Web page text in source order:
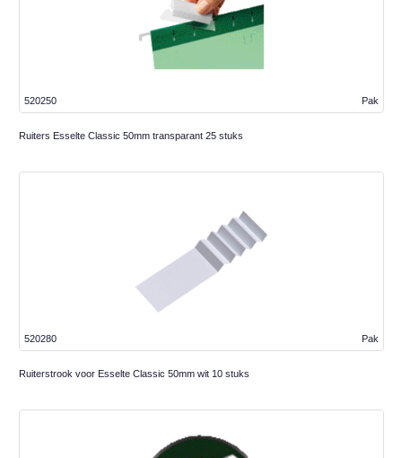
Pak
520250
Ruiters Esselte Classic 50mm transparant 25 stuks
Pak
520280
Ruiterstrook voor Esselte Classic 50mm wit 10 stuks